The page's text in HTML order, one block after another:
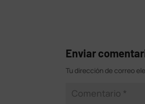
Enviar
Tu dirección de correo